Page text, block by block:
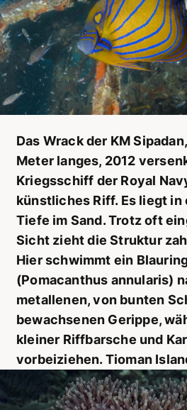
Das Wrack der KM
Meter langes, 2012
Kriegsschiff der Royal
künstliches Riff. Es liegt
Tiefe im Sand. Trotz oft
Sicht zieht die Struktur
Hier schwimmt ein
(Pomacanthus annularis)
metallenen, von bunten
bewachsenen Gerippe,
kleiner Riffbarsche und
vorbeiziehen. Tioman